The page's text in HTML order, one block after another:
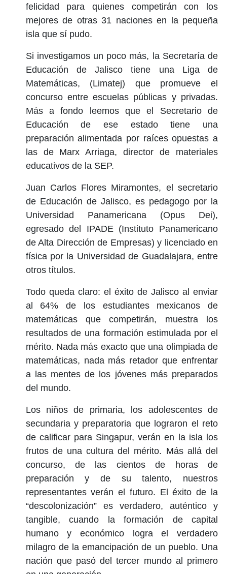
felicidad para quienes competirán con los
mejores de otras 31 naciones en la pequeña
isla que sí pudo.
Si investigamos un poco más, la Secretaría de
Educación de Jalisco tiene una Liga de
Matemáticas, (Limatej) que promueve el
concurso entre escuelas públicas y privadas.
Más a fondo leemos que el Secretario de
Educación de ese estado tiene una
preparación alimentada por raíces opuestas a
las de Marx Arriaga, director de materiales
educativos de la SEP.
Juan Carlos Flores Miramontes, el secretario
de Educación de Jalisco, es pedagogo por la
Universidad Panamericana (Opus Dei),
egresado del IPADE (Instituto Panamericano
de Alta Dirección de Empresas) y licenciado en
física por la Universidad de Guadalajara, entre
otros títulos.
Todo queda claro: el éxito de Jalisco al enviar
al 64% de los estudiantes mexicanos de
matemáticas que competirán, muestra los
resultados de una formación estimulada por el
mérito. Nada más exacto que una olimpiada de
matemáticas, nada más retador que enfrentar
a las mentes de los jóvenes más preparados
del mundo.
Los niños de primaria, los adolescentes de
secundaria y preparatoria que lograron el reto
de calificar para Singapur, verán en la isla los
frutos de una cultura del mérito. Más allá del
concurso, de las cientos de horas de
preparación y de su talento, nuestros
representantes verán el futuro. El éxito de la
“descolonización” es verdadero, auténtico y
tangible, cuando la formación de capital
humano y económico logra el verdadero
milagro de la emancipación de un pueblo. Una
nación que pasó del tercer mundo al primero